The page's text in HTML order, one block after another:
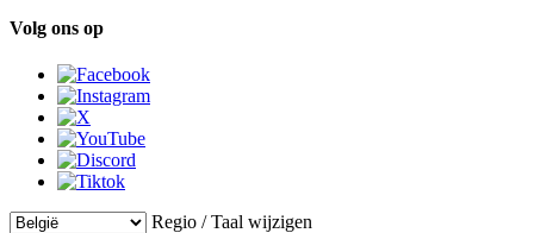
Volg ons op
Regio / Taal wijzigen